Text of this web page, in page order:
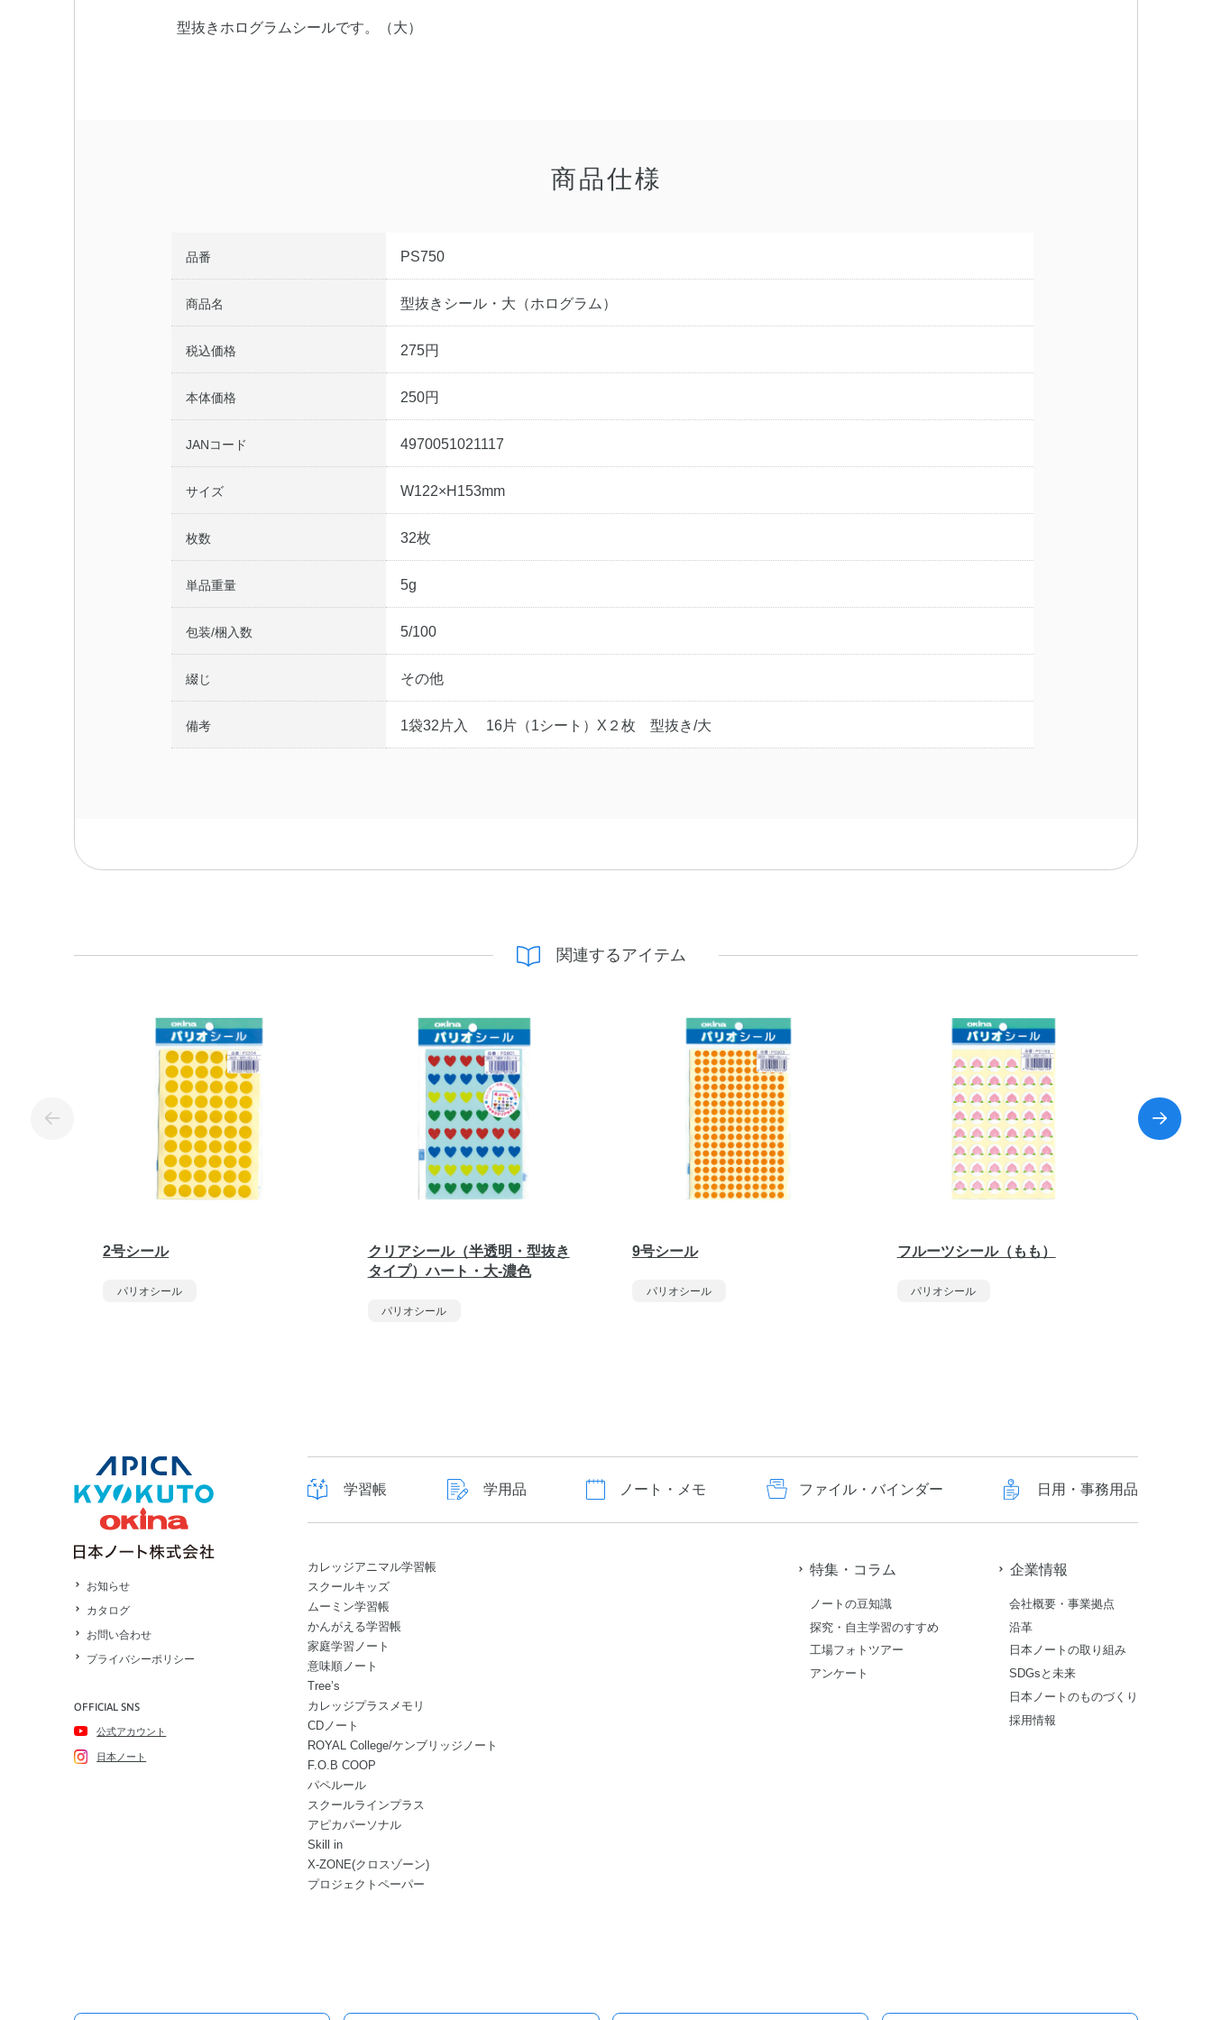
型抜きホログラムシールです。（大）
商品仕様
品番 PS750
商品名 型抜きシール・大（ホログラム）
税込価格 275円
本体価格 250円
JANコード 4970051021117
サイズ W122×H153mm
枚数 32枚
単品重量 5g
包装/梱入数 5/100
綴じ その他
備考 1袋32片入 16片（1シート）X２枚 型抜き/大
関連するアイテム
2号シール
パリオシール
クリアシール（半透明・型抜き
タイプ）ハート・大-濃色
パリオシール
9号シール
パリオシール
フルーツシール（もも）
パリオシール
お知らせ
カタログ
お問い合わせ
プライバシーポリシー
OFFICIAL SNS
公式アカウント
日本ノート
学習帳 学用品 ノート・メモ ファイル・バインダー 日用・事務用品
カレッジアニマル学習帳
スクールキッズ
ムーミン学習帳
かんがえる学習帳
家庭学習ノート
意味順ノート
Tree’s
カレッジプラスメモリ
CDノート
ROYAL College/ケンブリッジノート
F.O.B COOP
パペルール
スクールラインプラス
アピカパーソナル
Skill in
X-ZONE(クロスゾーン)
プロジェクトペーパー
特集・コラム
ノートの豆知識
探究・自主学習のすすめ
工場フォトツアー
アンケート
企業情報
会社概要・事業拠点
沿革
日本ノートの取り組み
SDGsと未来
日本ノートのものづくり
採用情報